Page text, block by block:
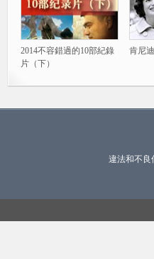
2014不容錯過的10部紀錄
片（下）
肯尼
違法和不良